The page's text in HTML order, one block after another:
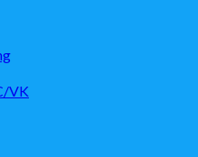
VK